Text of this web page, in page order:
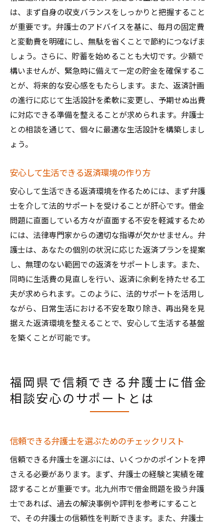
は、まず自身の収支バランスをしっかりと把握すること
が重要です。弁護士のアドバイスを基に、毎月の固定費
と変動費を明確にし、無駄を省くことで節約につなげま
しょう。さらに、貯蓄を始めることも大切です。少額で
構いませんが、緊急時に備えて一定の貯金を確保するこ
とが、将来的な安心感をもたらします。また、返済計画
の進行に応じて生活設計を柔軟に変更し、予期せぬ出費
に対応できる準備を整えることが求められます。弁護士
との相談を通じて、個々に最適な生活設計を構築しまし
ょう。
安心して生活できる返済環境の作り方
安心して生活できる返済環境を作るためには、まず弁護
士を介して法的サポートを受けることが肝心です。借金
問題に直面している方々が直面する不安を軽減するため
には、法律専門家からの適切な指導が欠かせません。弁
護士は、あなたの個別の状況に応じた返済プランを提案
し、無理のない範囲での返済をサポートします。また、
同時に生活費の見直しを行い、返済に余剰を持たせる工
夫が求められます。このように、法的サポートを活用し
ながら、日常生活における不安を取り除き、再出発を見
据えた返済環境を整えることで、安心して生活する基盤
を築くことが可能です。
福岡県で信頼できる弁護士に借金
相談安心のサポートとは
信頼できる弁護士を選ぶためのチェックリスト
信頼できる弁護士を選ぶには、いくつかのポイントを押
さえる必要があります。まず、弁護士の経験と実績を確
認することが重要です。北九州市で借金問題を扱う弁護
士であれば、過去の解決事例や評判を参考にすること
で、その弁護士の信頼性を判断できます。また、弁護士